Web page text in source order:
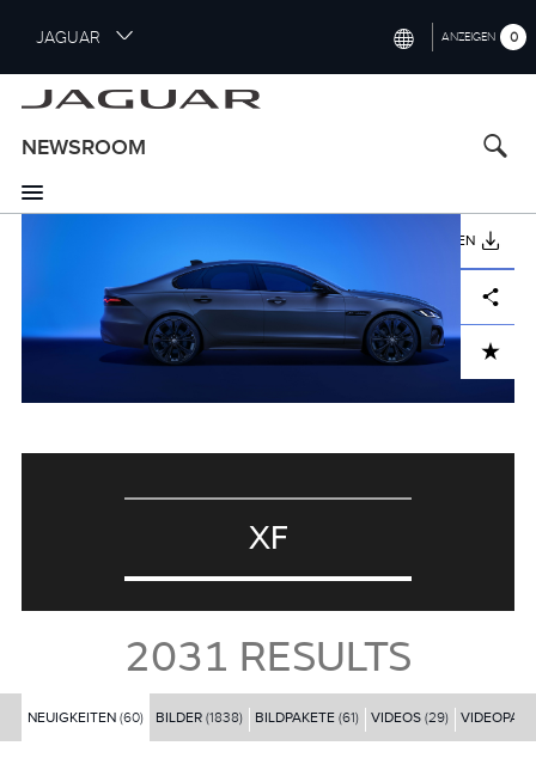
i
p
o
m
a
n
JAGUAR
UNITED KINGDOM (ENGLISH)
GERMANY (DEUTSCH)
FRANCE (FRANÇAIS)
SPAIN (ESPAÑOL)
ANZEIGEN 0
NEWSROOM
HERUNTERLADEN
ADD TO CART
Facebook
X Share
XF
2031 RESULTS
NEUIGKEITEN (60) BILDER (1838) BILDPAKETE (61) VIDEOS (29)